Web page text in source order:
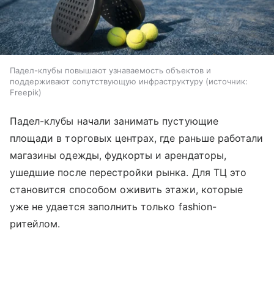
Падел-клубы повышают узнаваемость объектов и
поддерживают сопутствующую инфраструктуру
источник:
Freepik
Падел-клубы начали занимать пустующие
площади в торговых центрах, где раньше работали
магазины одежды, фудкорты и арендаторы,
ушедшие после перестройки рынка. Для ТЦ это
становится способом оживить этажи, которые
уже не удается заполнить только fashion-
ритейлом.